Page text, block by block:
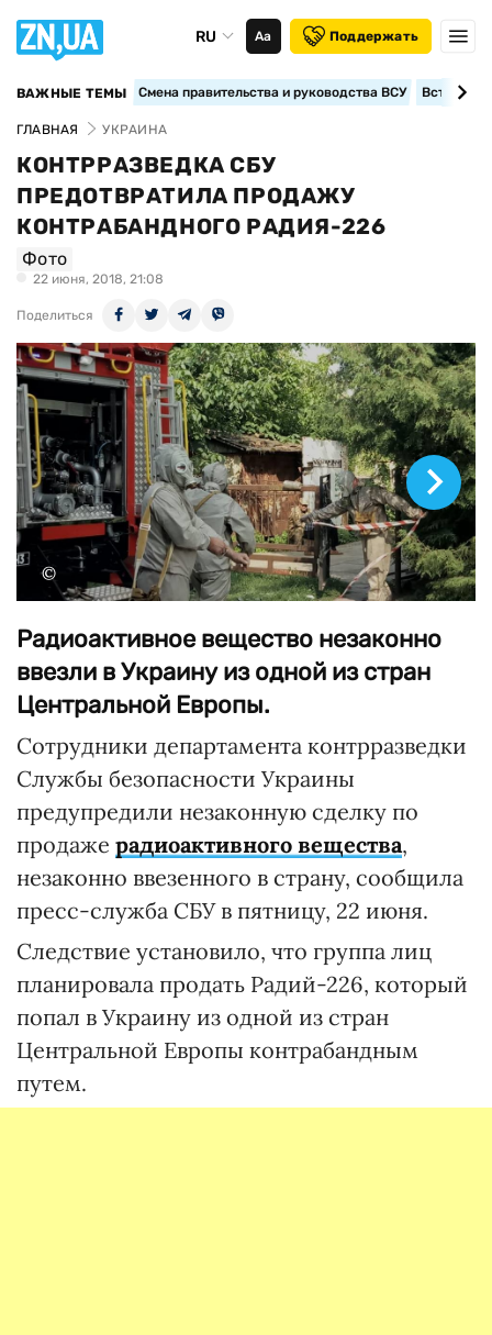
RU Аа Поддержать
ВАЖНЫЕ ТЕМЫ Смена правительства и руководства ВСУ
ГЛАВНАЯ УКРАИНА
КОНТРРАЗВЕДКА СБУ
ПРЕДОТВРАТИЛА ПРОДАЖУ
КОНТРАБАНДНОГО РАДИЯ-226
Фото
22 июня, 2018, 21:08
Поделиться
©
Радиоактивное вещество незаконно
ввезли в Украину из одной из стран
Центральной Европы.
Сотрудники департамента контрразведки
Службы безопасности Украины
предупредили незаконную сделку по
продаже радиоактивного вещества,
незаконно ввезенного в страну, сообщила
пресс-служба СБУ в пятницу, 22 июня.
Следствие установило, что группа лиц
планировала продать Радий-226, который
попал в Украину из одной из стран
Центральной Европы контрабандным
путем.